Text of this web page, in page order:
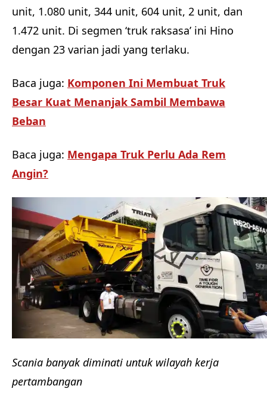
unit, 1.080 unit, 344 unit, 604 unit, 2 unit, dan
1.472 unit. Di segmen ‘truk raksasa’ ini Hino
dengan 23 varian jadi yang terlaku.
Baca juga: Komponen Ini Membuat Truk
Besar Kuat Menanjak Sambil Membawa
Beban
Baca juga: Mengapa Truk Perlu Ada Rem
Angin?
Scania banyak diminati untuk wilayah kerja
pertambangan